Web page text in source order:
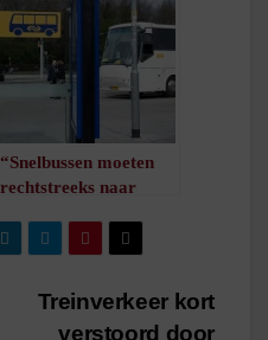
“Snelbussen moeten
rechtstreeks naar
minuut leestijd
Treinverkeer kort
verstoord door